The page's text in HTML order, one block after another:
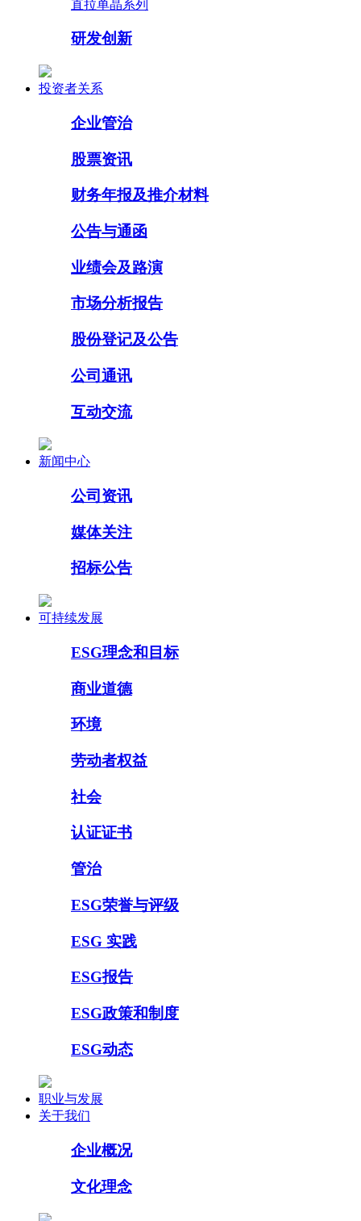
直拉单晶系列
研发创新
投资者关系
企业管治
股票资讯
财务年报及推介材料
公告与通函
业绩会及路演
市场分析报告
股份登记及公告
公司通讯
互动交流
新闻中心
公司资讯
媒体关注
招标公告
可持续发展
ESG理念和目标
商业道德
环境
劳动者权益
社会
认证证书
管治
ESG荣誉与评级
ESG 实践
ESG报告
ESG政策和制度
ESG动态
职业与发展
关于我们
企业概况
文化理念